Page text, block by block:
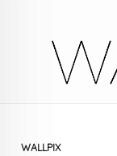
WALLPIX